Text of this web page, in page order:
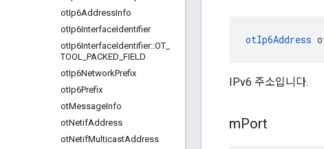
otIp6AddressInfo
otIp6InterfaceIdentifier
otIp6InterfaceIdentifier::OT
TOOL PACKED FIELD
otIp6NetworkPrefix
otIp6Prefix
otMessageInfo
otNetifAddress
otNetifMulticastAddress
otIp6Address
IPv6 주소입니다.
mPort